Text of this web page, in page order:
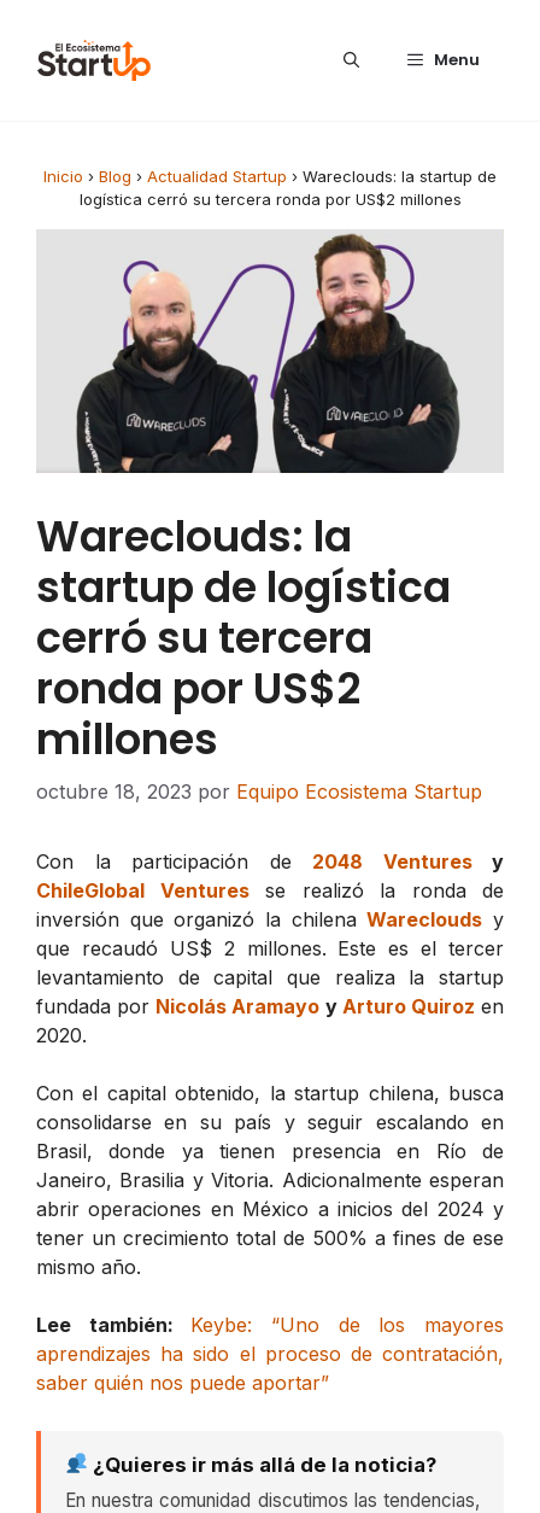
Menu
Inicio › Blog › Actualidad Startup › Wareclouds: la startup de
logística cerró su tercera ronda por US$2 millones
Wareclouds: la
startup de logística
cerró su tercera
ronda por US$2
millones
octubre 18, 2023 por Equipo Ecosistema Startup
Con la participación de 2048 Venturesy
ChileGlobal Venturesse realizó la ronda de
inversión que organizó la chilenaWareclouds y
que recaudó US$ 2 millones. Este es el tercer
levantamiento de capital que realiza la startup
fundada por Nicolás Aramayo y Arturo Quiroz en
2020.
Con el capital obtenido, la startup chilena, busca
consolidarse en su país y seguir escalando en
Brasil, donde ya tienen presencia en Río de
Janeiro, Brasilia y Vitoria. Adicionalmente esperan
abrir operaciones en México a inicios del 2024 y
tener un crecimiento total de 500% a fines de ese
mismo año.
Lee también: Keybe: “Uno de los mayores
aprendizajes ha sido el proceso de contratación,
saber quién nos puede aportar”
¿Quieres ir más allá de la noticia?
En nuestra comunidad discutimos las tendencias,